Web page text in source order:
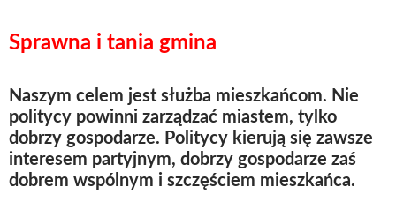
Sprawna i tania gmina
Naszym celem jest służba mieszkańcom. Nie
politycy powinni zarządzać miastem, tylko
dobrzy gospodarze. Politycy kierują się zawsze
interesem partyjnym, dobrzy gospodarze zaś
dobrem wspólnym i szczęściem mieszkańca.